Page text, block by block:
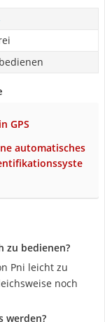
GPS
automatisches
zu bedienen?
Pni leicht zu
noch
werden?